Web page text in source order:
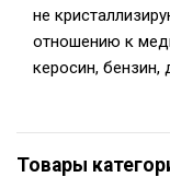
не
отношению к
керосин, бензин,
Товары